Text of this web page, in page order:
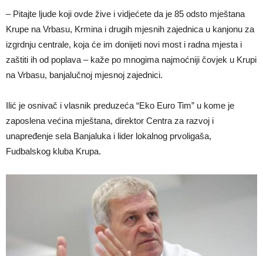
– Pitajte ljude koji ovde žive i vidjećete da je 85 odsto mještana
Krupe na Vrbasu, Krmina i drugih mjesnih zajednica u kanjonu za
izgrdnju centrale, koja će im donijeti novi most i radna mjesta i
zaštiti ih od poplava – kaže po mnogima najmoćniji čovjek u Krupi
na Vrbasu, banjalučnoj mjesnoj zajednici.
Ilić je osnivač i vlasnik preduzeća “Eko Euro Tim” u kome je
zaposlena većina mještana, direktor Centra za razvoj i
unapređenje sela Banjaluka i lider lokalnog prvoligaša,
Fudbalskog kluba Krupa.